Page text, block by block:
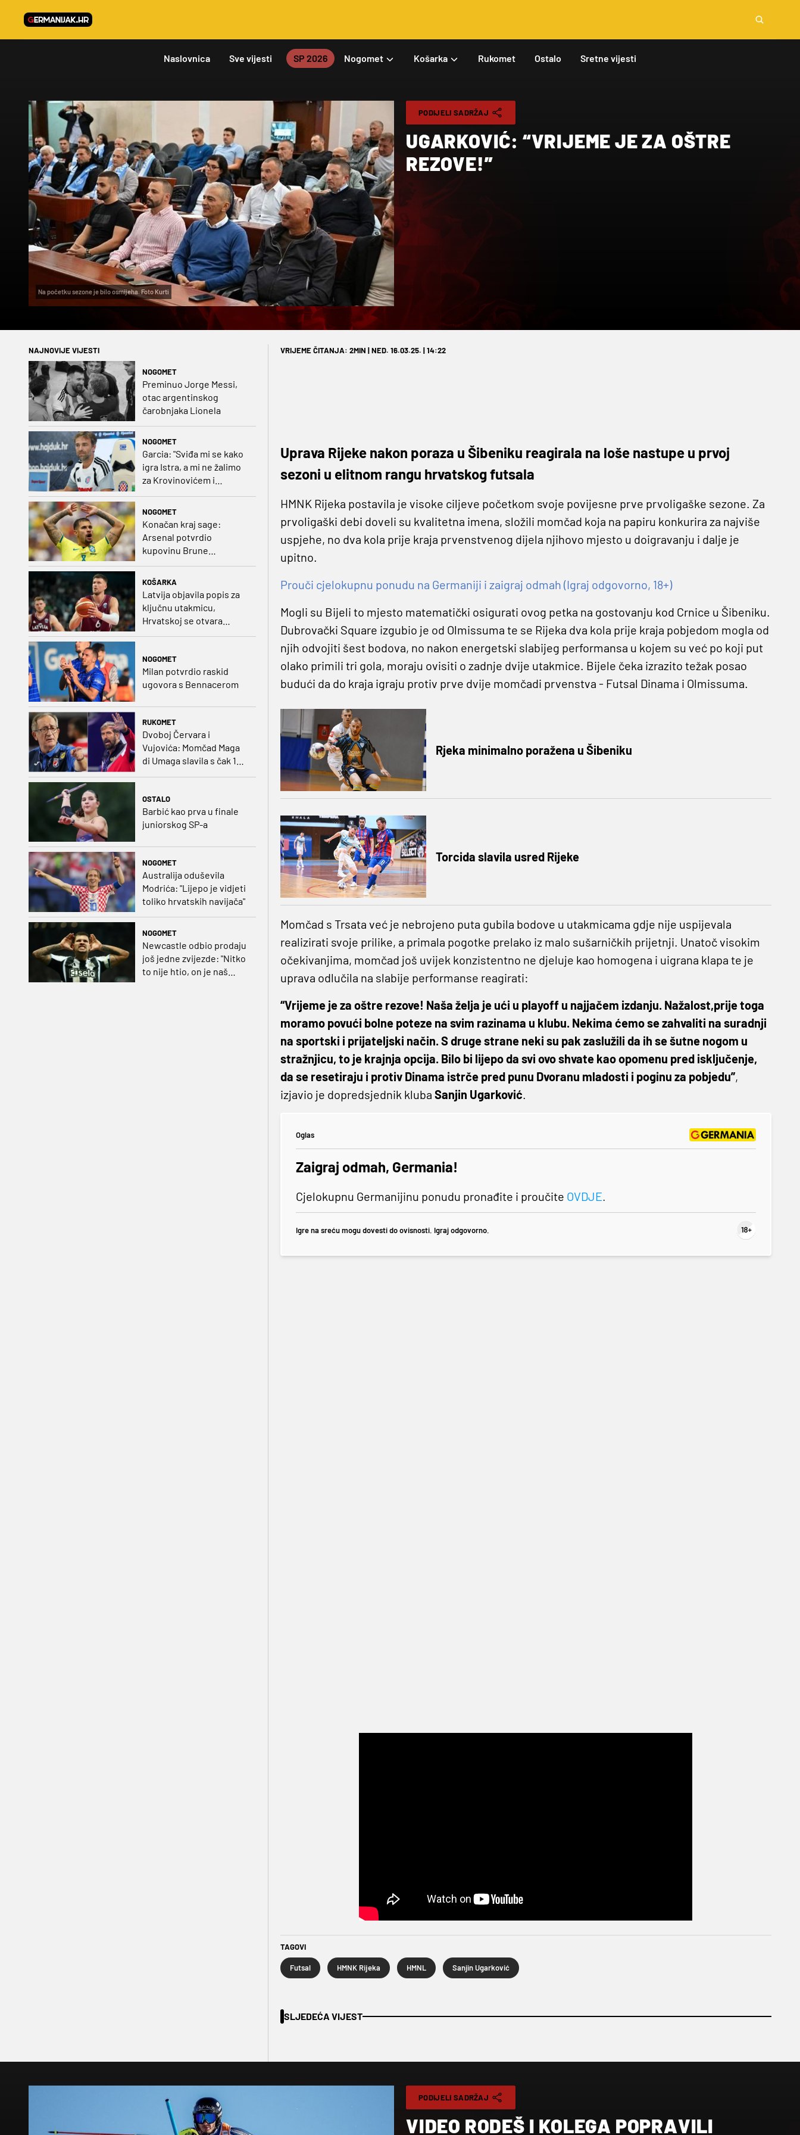
Naslovnica Sve vijesti SP 2026 Nogomet Košarka Rukomet Ostalo Sretne vijesti
Na početku sezone je bilo osmijeha. Foto Kurti
PODIJELI SADRŽAJ
UGARKOVIĆ: “VRIJEME JE ZA OŠTRE
REZOVE!”
NAJNOVIJE VIJESTI
NOGOMET
Preminuo Jorge Messi,
otac argentinskog
čarobnjaka Lionela
NOGOMET
Garcia: "Sviđa mi se kako
igra Istra, a mi ne žalimo
za Krovinovićem i
NOGOMET
Konačan kraj sage:
Arsenal potvrdio
kupovinu Brune
Guimaraesa
KOŠARKA
Latvija objavila popis za
ključnu utakmicu,
Hrvatskoj se otvara
velika prilika
NOGOMET
Milan potvrdio raskid
ugovora s Bennacerom
RUKOMET
Dvoboj Červara i
Vujovića: Momčad Maga
di Umaga slavila s čak 12
OSTALO
Barbić kao prva u finale
juniorskog SP-a
NOGOMET
Australija oduševila
Modrića: "Lijepo je vidjeti
toliko hrvatskih navijača"
NOGOMET
Newcastle odbio prodaju
još jedne zvijezde: "Nitko
to nije htio, on je naš
VRIJEME ČITANJA: 2MIN | NED. 16.03.25. | 14:22
Uprava Rijeke nakon poraza u Šibeniku reagirala na loše nastupe u prvoj
sezoni u elitnom rangu hrvatskog futsala
HMNK Rijeka postavila je visoke ciljeve početkom svoje povijesne prve prvoligaške sezone. Za
prvoligaški debi doveli su kvalitetna imena, složili momčad koja na papiru konkurira za najviše
uspjehe, no dva kola prije kraja prvenstvenog dijela njihovo mjesto u doigravanju i dalje je
upitno.
Prouči cjelokupnu ponudu na Germaniji i zaigraj odmah (Igraj odgovorno, 18+)
Mogli su Bijeli to mjesto matematički osigurati ovog petka na gostovanju kod Crnice u Šibeniku.
Dubrovački Square izgubio je od Olmissuma te se Rijeka dva kola prije kraja pobjedom mogla od
njih odvojiti šest bodova, no nakon energetski slabijeg performansa u kojem su već po koji put
olako primili tri gola, moraju ovisiti o zadnje dvije utakmice. Bijele čeka izrazito težak posao
budući da do kraja igraju protiv prve dvije momčadi prvenstva - Futsal Dinama i Olmissuma.
Rjeka minimalno poražena u Šibeniku
Torcida slavila usred Rijeke
Momčad s Trsata već je nebrojeno puta gubila bodove u utakmicama gdje nije uspijevala
realizirati svoje prilike, a primala pogotke prelako iz malo sušarničkih prijetnji. Unatoč visokim
očekivanjima, momčad još uvijek konzistentno ne djeluje kao homogena i uigrana klapa te je
uprava odlučila na slabije performanse reagirati:
“Vrijeme je za oštre rezove! Naša želja je ući u playoff u najjačem izdanju. Nažalost,prije toga
moramo povući bolne poteze na svim razinama u klubu. Nekima ćemo se zahvaliti na suradnji
na sportski i prijateljski način. S druge strane neki su pak zaslužili da ih se šutne nogom u
stražnjicu, to je krajnja opcija. Bilo bi lijepo da svi ovo shvate kao opomenu pred isključenje,
da se resetiraju i protiv Dinama istrče pred punu Dvoranu mladosti i poginu za pobjedu”,
izjavio je dopredsjednik kluba Sanjin Ugarković.
Oglas
Zaigraj odmah, Germania!
Cjelokupnu Germanijinu ponudu pronađite i proučite OVDJE.
Igre na sreću mogu dovesti do ovisnosti. Igraj odgovorno.
TAGOVI
Futsal HMNK Rijeka HMNL Sanjin Ugarković
SLJEDEĆA VIJEST
PODIJELI SADRŽAJ
VIDEO RODEŠ I KOLEGA POPRAVILI